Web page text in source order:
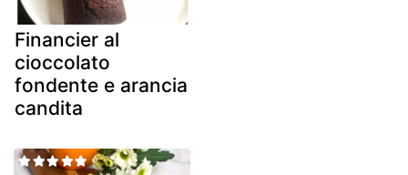
Financier al
cioccolato
fondente e arancia
candita